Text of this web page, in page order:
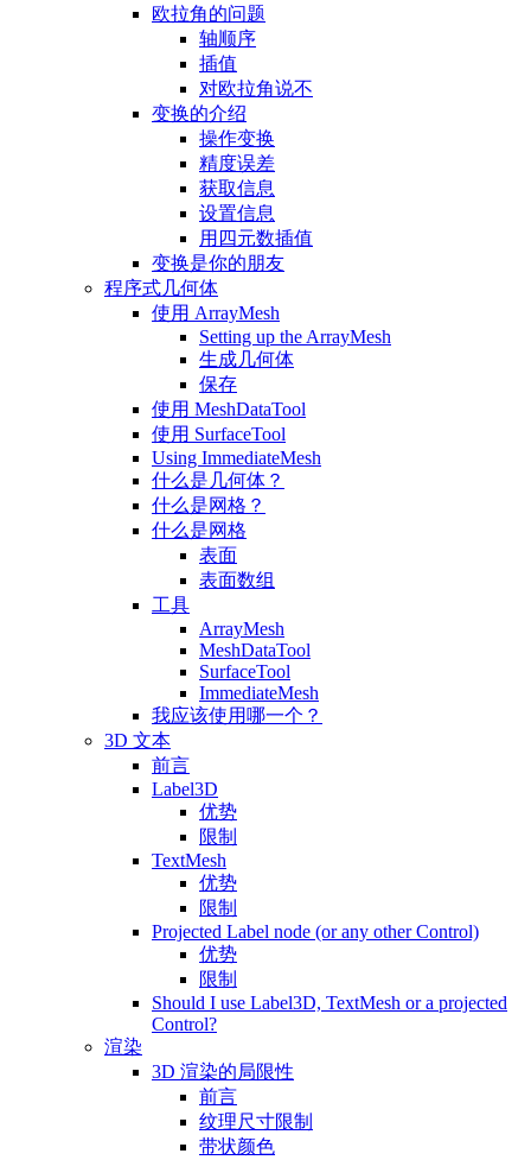
欧拉角的问题
轴顺序
插值
对欧拉角说不
变换的介绍
操作变换
精度误差
获取信息
设置信息
用四元数插值
变换是你的朋友
程序式几何体
使用 ArrayMesh
Setting up the ArrayMesh
生成几何体
保存
使用 MeshDataTool
使用 SurfaceTool
Using ImmediateMesh
什么是几何体？
什么是网格？
什么是网格
表面
表面数组
工具
ArrayMesh
MeshDataTool
SurfaceTool
ImmediateMesh
我应该使用哪一个？
3D 文本
前言
Label3D
优势
限制
TextMesh
优势
限制
Projected Label node (or any other Control)
优势
限制
Should I use Label3D, TextMesh or a projected
Control?
渲染
3D 渲染的局限性
前言
纹理尺寸限制
带状颜色